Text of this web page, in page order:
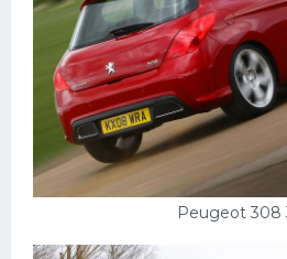
Peugeot 308